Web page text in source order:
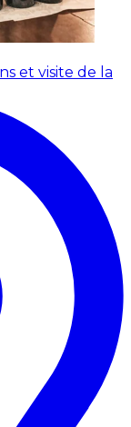
et visite de la